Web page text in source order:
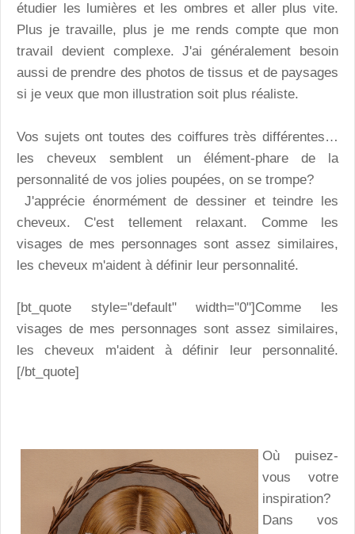
étudier les lumières et les ombres et aller plus vite.
Plus je travaille, plus je me rends compte que mon
travail devient complexe. J'ai généralement besoin
aussi de prendre des photos de tissus et de paysages
si je veux que mon illustration soit plus réaliste.
Vos sujets ont toutes des coiffures très différentes…
les cheveux semblent un élément-phare de la
personnalité de vos jolies poupées, on se trompe?
J'apprécie énormément de dessiner et teindre les
cheveux. C'est tellement relaxant. Comme les
visages de mes personnages sont assez similaires,
les cheveux m'aident à définir leur personnalité.
[bt_quote style="default" width="0"]Comme les
visages de mes personnages sont assez similaires,
les cheveux m'aident à définir leur personnalité.
[/bt_quote]
Où puisez-
vous votre
inspiration?
Dans vos